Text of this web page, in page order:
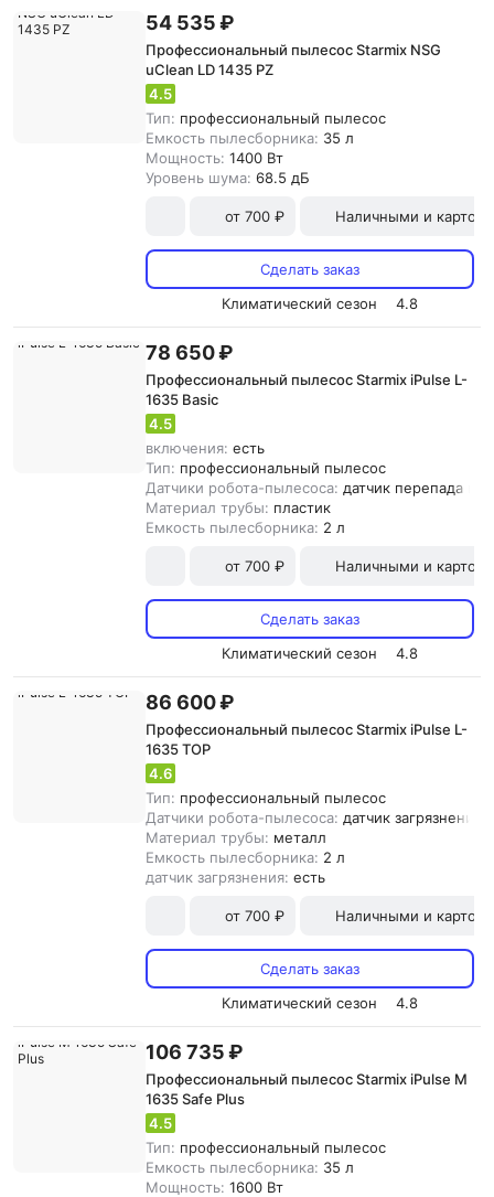
54 535 ₽
Профессиональный пылесос Starmix NSG
uClean LD 1435 PZ
4.5
Тип: профессиональный пылесос
Емкость пылесборника: 35 л
Мощность: 1400 Вт
Уровень шума: 68.5 дБ
от 700 ₽ Наличными и картой
Сделать заказ
Климатический сезон
4.8
78 650 ₽
Профессиональный пылесос Starmix iPulse L-
1635 Basic
4.5
включения: есть
Тип: профессиональный пылесос
Датчики робота-пылесоса: датчик перепада
Материал трубы: пластик
Емкость пылесборника: 2 л
от 700 ₽ Наличными и картой
Сделать заказ
Климатический сезон
4.8
86 600 ₽
Профессиональный пылесос Starmix iPulse L-
1635 TOP
4.6
Тип: профессиональный пылесос
Датчики робота-пылесоса: датчик загрязнения
Материал трубы: металл
Емкость пылесборника: 2 л
датчик загрязнения: есть
от 700 ₽ Наличными и картой
Сделать заказ
Климатический сезон
4.8
106 735 ₽
Профессиональный пылесос Starmix iPulse M
1635 Safe Plus
4.5
Тип: профессиональный пылесос
Емкость пылесборника: 35 л
Мощность: 1600 Вт